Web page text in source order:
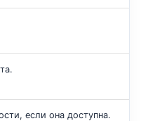
если она доступна.